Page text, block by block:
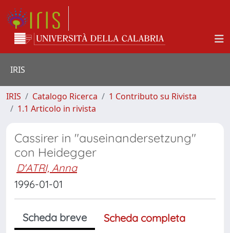
IRIS
IRIS Catalogo Ricerca
1 Contributo su Rivista
1.1 Articolo in rivista
Cassirer in "auseinandersetzung"
con Heidegger
D'ATRI, Anna
1996-01-01
Scheda breve
Scheda completa